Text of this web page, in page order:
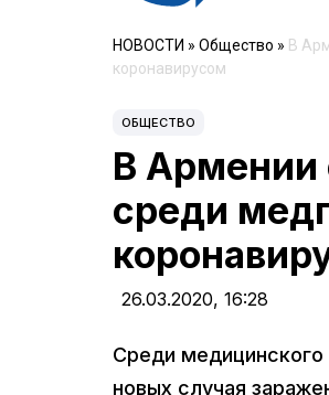
НОВОСТИ » Общество » В
коронавирусом
ОБЩЕСТВО
В Армении
среди
26.03.2020, 16:28
Среди медицинского
новых случая